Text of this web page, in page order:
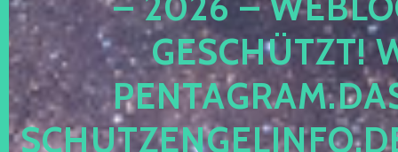
ESCHÜTZT!